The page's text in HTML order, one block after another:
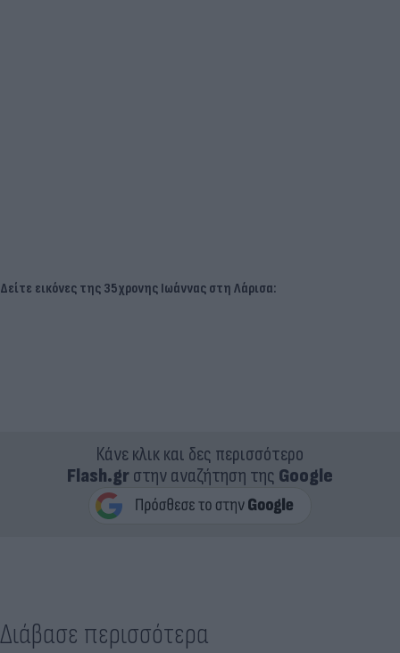
Δείτε εικόνες της 35χρονης Ιωάννας στη Λάρισα:
Κάνε κλικ και δες περισσότερο
Flash.grστην αναζήτηση της Google
Διάβασε περισσότερα